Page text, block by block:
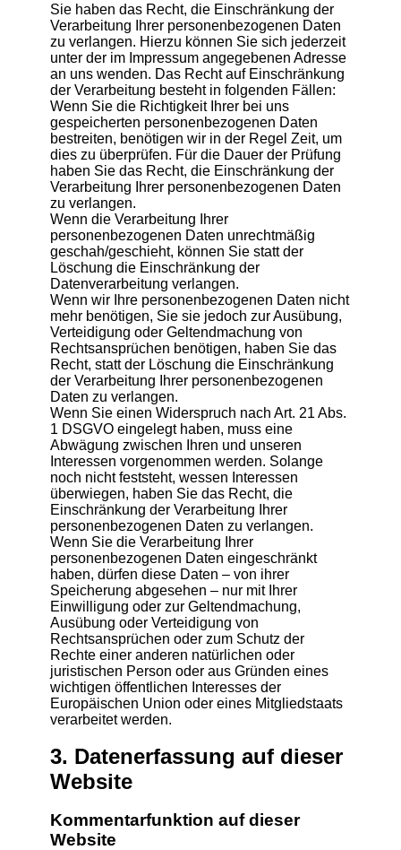
Sie haben das Recht, die Einschränkung der
Verarbeitung Ihrer personenbezogenen Daten
zu verlangen. Hierzu können Sie sich jederzeit
unter der im Impressum angegebenen Adresse
an uns wenden. Das Recht auf Einschränkung
der Verarbeitung besteht in folgenden Fällen:
Wenn Sie die Richtigkeit Ihrer bei uns
gespeicherten personenbezogenen Daten
bestreiten, benötigen wir in der Regel Zeit, um
dies zu überprüfen. Für die Dauer der Prüfung
haben Sie das Recht, die Einschränkung der
Verarbeitung Ihrer personenbezogenen Daten
zu verlangen.
Wenn die Verarbeitung Ihrer
personenbezogenen Daten unrechtmäßig
geschah/geschieht, können Sie statt der
Löschung die Einschränkung der
Datenverarbeitung verlangen.
Wenn wir Ihre personenbezogenen Daten nicht
mehr benötigen, Sie sie jedoch zur Ausübung,
Verteidigung oder Geltendmachung von
Rechtsansprüchen benötigen, haben Sie das
Recht, statt der Löschung die Einschränkung
der Verarbeitung Ihrer personenbezogenen
Daten zu verlangen.
Wenn Sie einen Widerspruch nach Art. 21 Abs.
1 DSGVO eingelegt haben, muss eine
Abwägung zwischen Ihren und unseren
Interessen vorgenommen werden. Solange
noch nicht feststeht, wessen Interessen
überwiegen, haben Sie das Recht, die
Einschränkung der Verarbeitung Ihrer
personenbezogenen Daten zu verlangen.
Wenn Sie die Verarbeitung Ihrer
personenbezogenen Daten eingeschränkt
haben, dürfen diese Daten – von ihrer
Speicherung abgesehen – nur mit Ihrer
Einwilligung oder zur Geltendmachung,
Ausübung oder Verteidigung von
Rechtsansprüchen oder zum Schutz der
Rechte einer anderen natürlichen oder
juristischen Person oder aus Gründen eines
wichtigen öffentlichen Interesses der
Europäischen Union oder eines Mitgliedstaats
verarbeitet werden.
3. Datenerfassung auf dieser
Website
Kommentar­funktion auf dieser
Website